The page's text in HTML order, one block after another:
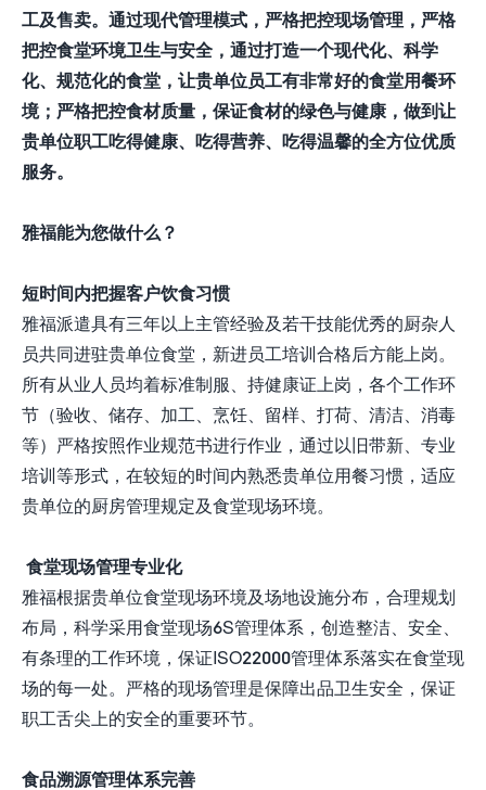
工及售卖。 通过现代管理模式，严格把控现场管理，严格
把控食堂环境卫生与安全，通过打造一个现代化、科学
化、规范化的食堂，让贵单位员工有非常好的食堂用餐环
境；严格把控食材质量，保证食材的绿色与健康，做到让
贵单位职工吃得健康、吃得营养、吃得温馨的全方位优质
服务。
雅福能为您做什么？
短时间内把握客户饮食习惯
雅福派遣具有三年以上主管经验及若干技能优秀的厨杂人
员共同进驻贵单位食堂，新进员工培训合格后方能上岗。
所有从业人员均着标准制服、持健康证上岗，各个工作环
节（验收、储存、加工、烹饪、留样、打荷、清洁、消毒
等）严格按照作业规范书进行作业，通过以旧带新、专业
培训等形式，在较短的时间内熟悉贵单位用餐习惯，适应
贵单位的厨房管理规定及食堂现场环境。
食堂现场管理专业化
雅福根据贵单位食堂现场环境及场地设施分布，合理规划
布局，科学采用食堂现场6S管理体系，创造整洁、安全、
有条理的工作环境，保证ISO22000管理体系落实在食堂现
场的每一处。严格的现场管理是保障出品卫生安全，保证
职工舌尖上的安全的重要环节。
食品溯源管理体系完善